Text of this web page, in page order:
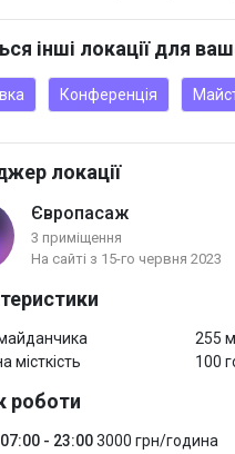
інші локації для
Конференція
локації
Європасаж
3 приміщення
На сайті з 15-го червня 2023
255 м
місткість 100
роботи
- 23:003000 грн/година